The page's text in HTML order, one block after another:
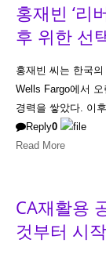
홍재빈 ‘리
후 위한 선
홍재빈 씨는 한국
Wells Fargo에서
경력을 쌓았다. 이
Reply0
Read More
CA재활용
것부터 시